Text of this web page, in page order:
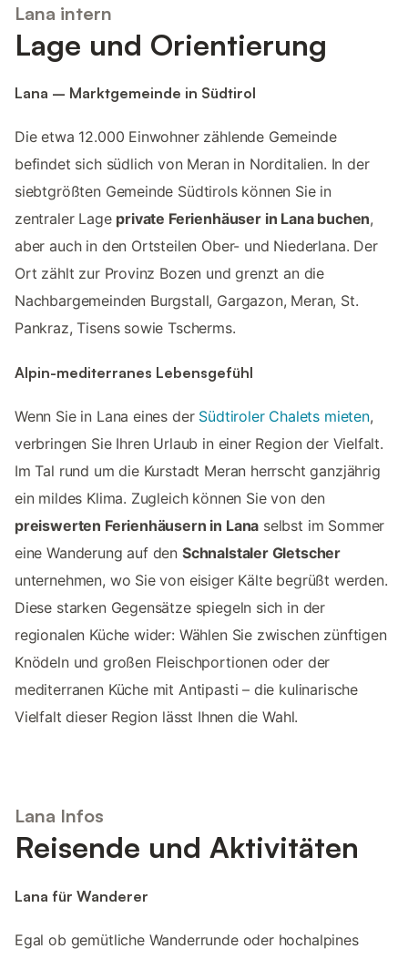
Lana intern
Lage und Orientierung
Lana – Marktgemeinde in Südtirol
Die etwa 12.000 Einwohner zählende Gemeinde
befindet sich südlich von Meran in Norditalien. In der
siebtgrößten Gemeinde Südtirols können Sie in
zentraler Lage private Ferienhäuser in Lana buchen,
aber auch in den Ortsteilen Ober- und Niederlana. Der
Ort zählt zur Provinz Bozen und grenzt an die
Nachbargemeinden Burgstall, Gargazon, Meran, St.
Pankraz, Tisens sowie Tscherms.
Alpin-mediterranes Lebensgefühl
Wenn Sie in Lana eines der Südtiroler Chalets mieten,
verbringen Sie Ihren Urlaub in einer Region der Vielfalt.
Im Tal rund um die Kurstadt Meran herrscht ganzjährig
ein mildes Klima. Zugleich können Sie von den
preiswerten Ferienhäusern in Lana selbst im Sommer
eine Wanderung auf den Schnalstaler Gletscher
unternehmen, wo Sie von eisiger Kälte begrüßt werden.
Diese starken Gegensätze spiegeln sich in der
regionalen Küche wider: Wählen Sie zwischen zünftigen
Knödeln und großen Fleischportionen oder der
mediterranen Küche mit Antipasti – die kulinarische
Vielfalt dieser Region lässt Ihnen die Wahl.
Lana Infos
Reisende und Aktivitäten
Lana für Wanderer
Egal ob gemütliche Wanderrunde oder hochalpines